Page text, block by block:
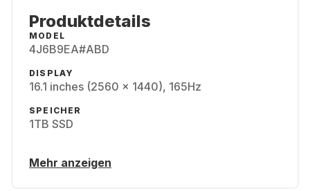
Produktdetails
MODEL
4J6B9EA#ABD
DISPLAY
16.1 inches (2560 x 1440), 165Hz
SPEICHER
1TB SSD
Mehr anzeigen